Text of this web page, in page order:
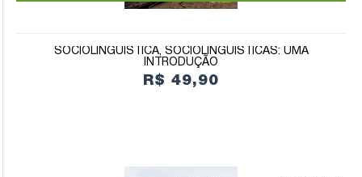
SOCIOLINGUÍSTICA, SOCIOLINGUÍSTICAS: UMA
INTRODUÇÃO
R$ 49,90